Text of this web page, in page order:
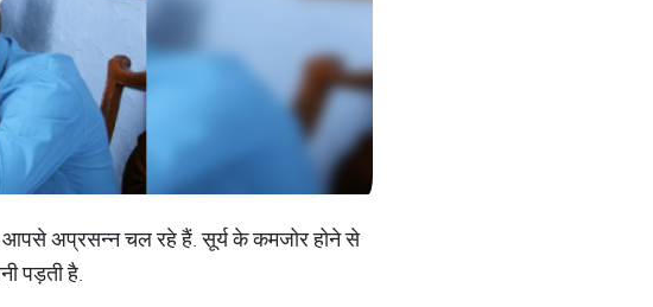
आपसे अप्रसन्न चल रहे हैं. सूर्य के कमजोर होने से
पड़ती है.